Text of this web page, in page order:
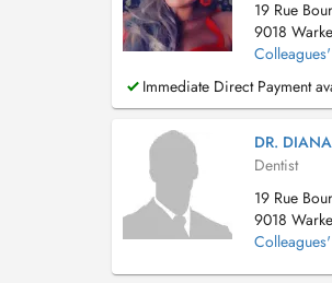
19 Rue
9018
Immediate Direct Payment
DR.
Dentist
19 Rue
9018